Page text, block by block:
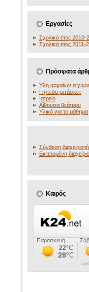
Εργασίες
Σχολικό έτος 2010-
Σχολικό έτος 2011-
Πρόσφατα
Υλη αρχαίων α
Γήπεδο μπάσκετ
Ιατρείο
Αίθουσα θεάτρου
Υλικό για το μάθημα
Σύνδεση διαχειριστή
Εκτεταμένη
Καιρός